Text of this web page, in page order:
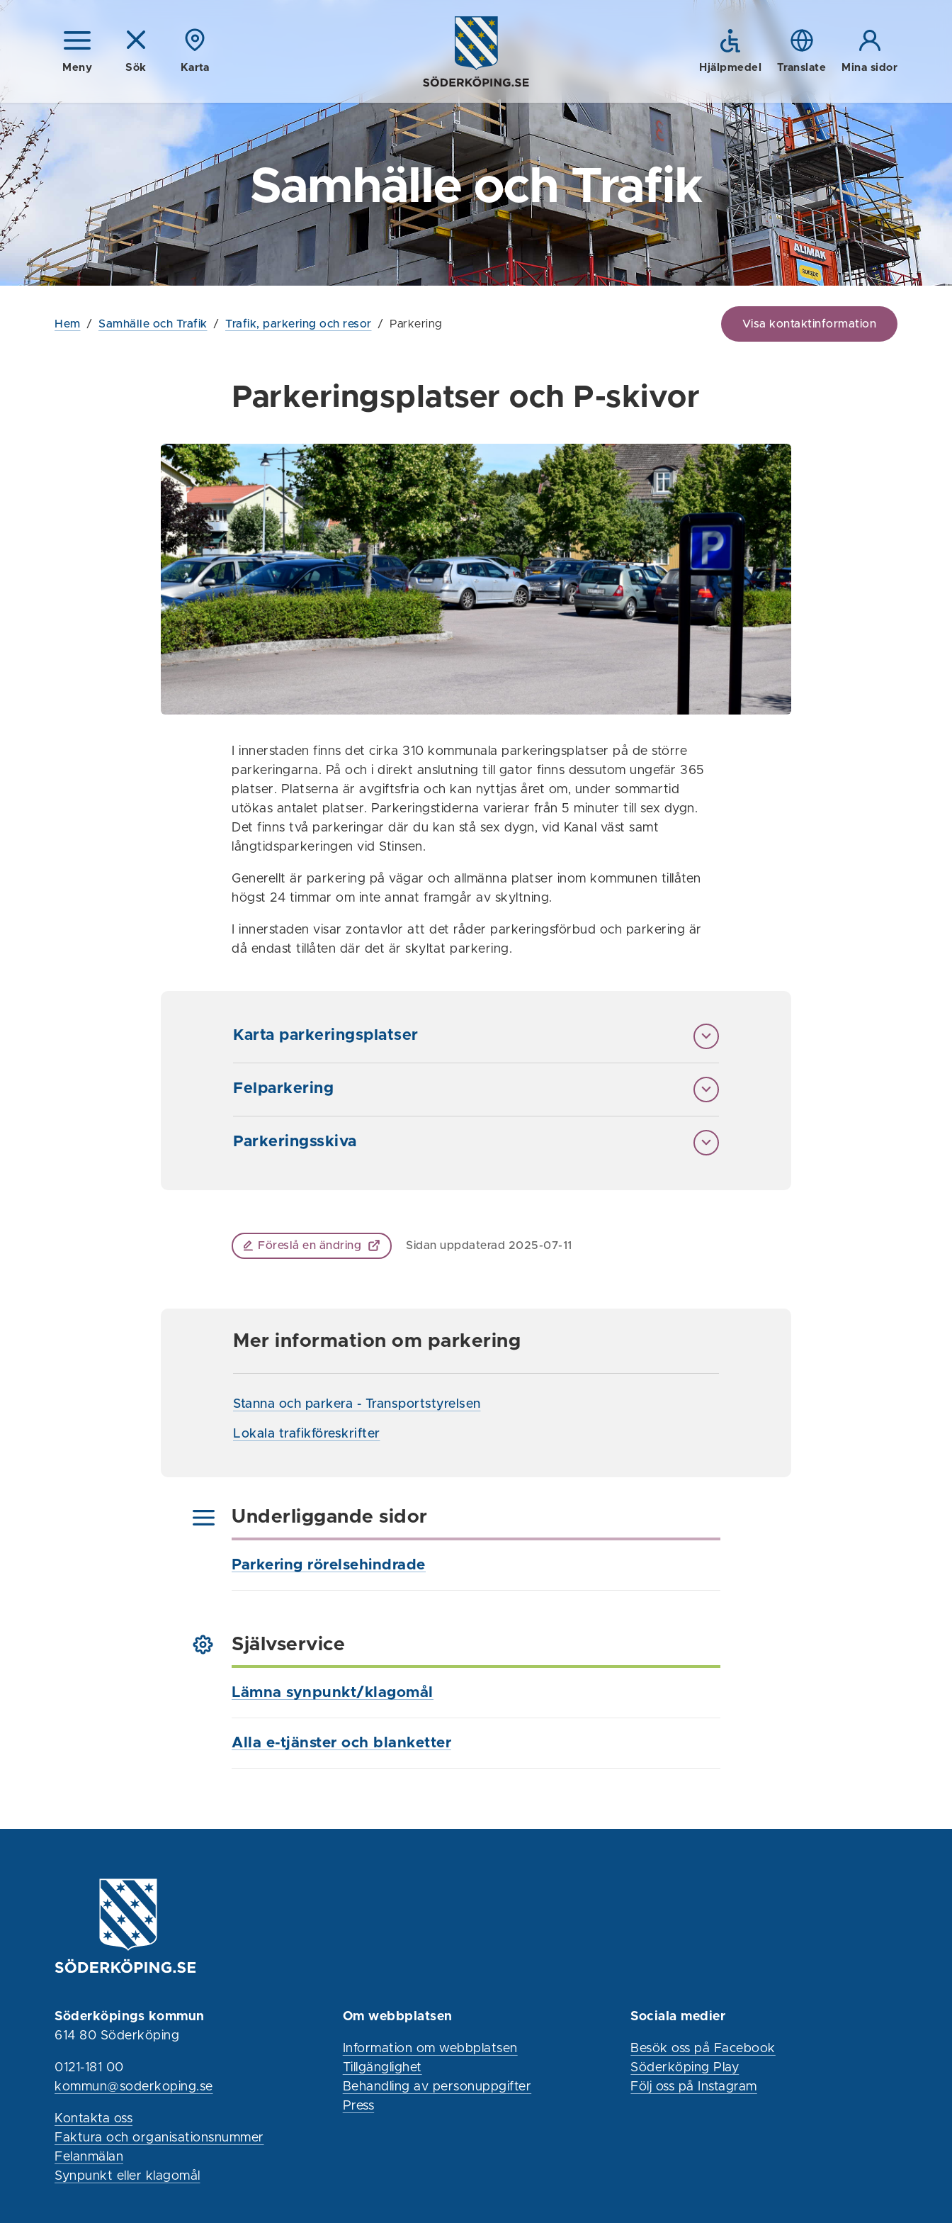
Meny Sök Karta Hjälpmedel Translate Mina sidor
Samhälle och Trafik
Hem / Samhälle och Trafik / Trafik, parkering och resor / Parkering Visa kontaktinformation
Parkeringsplatser och P-skivor
I innerstaden finns det cirka 310 kommunala parkeringsplatser på de större
parkeringarna. På och i direkt anslutning till gator finns dessutom ungefär 365
platser. Platserna är avgiftsfria och kan nyttjas året om, under sommartid
utökas antalet platser. Parkeringstiderna varierar från 5 minuter till sex dygn.
Det finns två parkeringar där du kan stå sex dygn, vid Kanal väst samt
långtidsparkeringen vid Stinsen.
Generellt är parkering på vägar och allmänna platser inom kommunen tillåten
högst 24 timmar om inte annat framgår av skyltning.
I innerstaden visar zontavlor att det råder parkeringsförbud och parkering är
då endast tillåten där det är skyltat parkering.
Karta parkeringsplatser
Felparkering
Parkeringsskiva
Föreslå en ändring Sidan uppdaterad 2025-07-11
Mer information om parkering
Stanna och parkera - Transportstyrelsen
Lokala trafikföreskrifter
Underliggande sidor
Parkering rörelsehindrade
Självservice
Lämna synpunkt/klagomål
Alla e-tjänster och blanketter
Söderköpings kommun
614 80 Söderköping
0121-181 00
kommun@soderkoping.se
Kontakta oss
Faktura och organisationsnummer
Felanmälan
Synpunkt eller klagomål
Om webbplatsen
Information om webbplatsen
Tillgänglighet
Behandling av personuppgifter
Press
Sociala medier
Besök oss på Facebook
Söderköping Play
Följ oss på Instagram